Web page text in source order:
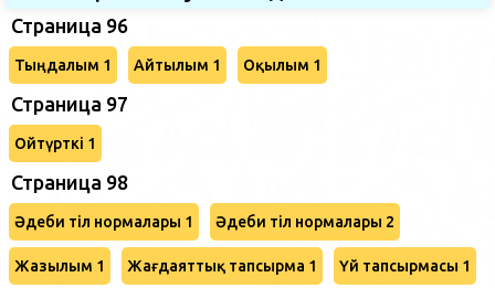
Страница 96
Тыңдалым 1 Айтылым 1 Оқылым 1
Страница 97
Ойтүрткі 1
Страница 98
Әдеби тіл нормалары 1 Әдеби тіл нормалары 2
Жазылым 1 Жағдаяттық тапсырма 1 Үй тапсырмасы 1